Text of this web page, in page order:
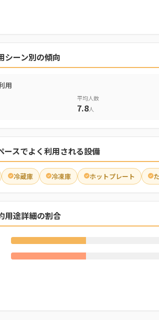
シーン別の傾向
用
平均人数
7.8人
ースでよく利用される設備
冷蔵庫 冷凍庫 ホットプレート
用途詳細の割合